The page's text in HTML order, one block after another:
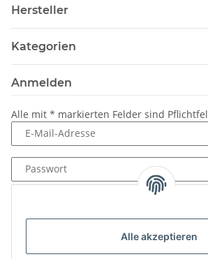
Alle akzeptieren
Hersteller
Kategorien
Anmelden
Alle mit * markierten Felder sind
E-Mail-Adresse
Passwort
Neu hier?Jetzt registrieren!